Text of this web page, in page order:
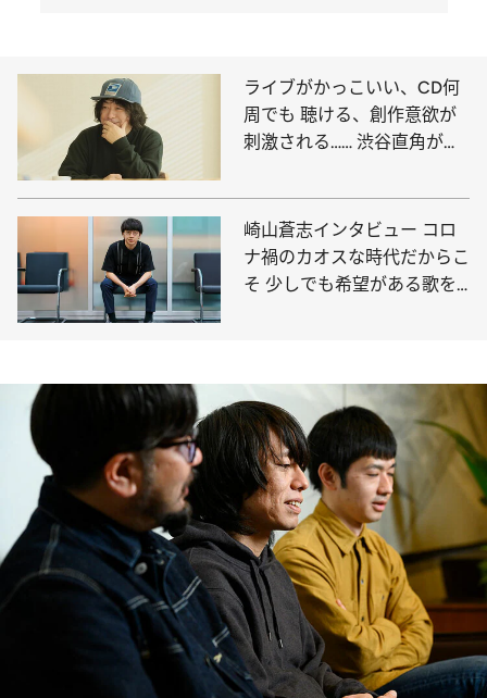
ライブがかっこいい、CD何
周でも 聴ける、創作意欲が
刺激される…… 渋谷直角が推
崎山蒼志インタビュー コロ
ナ禍のカオスな時代だからこ
そ 少しでも希望がある歌を